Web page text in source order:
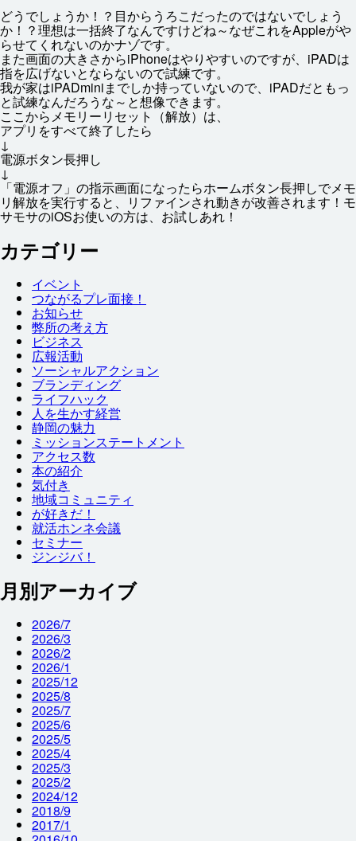
どうでしょうか！？ 目からうろこだったのではないでしょう
か！？理想は一括終了なんですけどね～なぜこれをAppleがや
らせてくれないのかナゾです。
また画面の大きさからiPhoneはやりやすいのですが、iPADは
指を広げないとならないので試練です。
我が家はiPADminiまでしか持っていないので、iPADだともっ
と試練なんだろうな～と想像できます。
ここからメモリーリセット（解放）は、
アプリをすべて終了 したら
↓
電源ボタン長押し
↓
「電源オフ」の指示画面になったらホームボタン長押しでメモ
リ解放を実行すると、リファインされ動きが改善されます！モ
サモサのiOSお使いの方は、お試しあれ！
カテゴリー
イベント
つながるプレ面接 ！
お知らせ
弊所の考え 方
ビジネス
広報活動
ソーシャルアクション
ブランディング
ライフハック
人を生かす経営
静岡の魅力
ミッションステートメント
アクセス数
本の紹介
気付き
地域コミュニティ
が好きだ！
就活ホンネ会議
セミナー
ジンジバ！
月別アーカイブ
2026/7
2026/3
2026/2
2026/1
2025/12
2025/8
2025/7
2025/6
2025/5
2025/4
2025/3
2025/2
2024/12
2018/9
2017/1